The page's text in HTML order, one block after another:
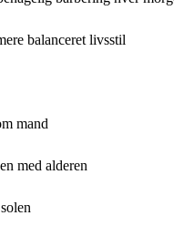
balanceret livsstil
mand
med alderen